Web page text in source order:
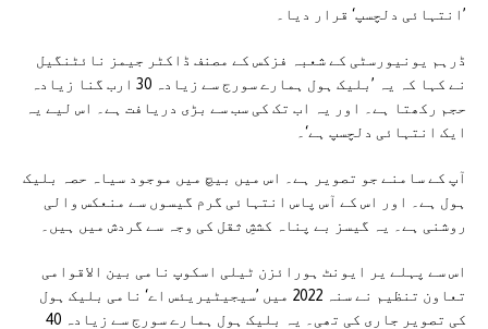
’انتہائی دلچسپ‘ قرار دیا۔
ڈرہم یونیورسٹی کے شعبہ فزکس کے مصنف ڈاکٹر جیمز نائٹنگیل
نے کہا کہ یہ ’بلیک ہول ہمارے سورج سے زیادہ 30 ارب گنا زیادہ
حجم رکھتا ہے۔ اور یہ اب تک کی سب سے بڑی دریافت ہے۔ اس لیے یہ
ایک انتہائی دلچسپ ہے‘۔
آپ کے سامنے جو تصویر ہے۔ اس میں بیچ میں موجود سیاہ حصہ بلیک
ہول ہے۔ اور اس کے آس پاس انتہائی گرم گیسوں سے منعکس والی
روشنی ہے۔ یہ گیسز بے پناہ کششِ ثقل کی وجہ سے گردش میں ہیں۔
اس سے پہلے یر ایونٹ ہورائزن ٹیلی اسکوپ نامی بین الاقوامی
تعاون تنظیم نے سنہ 2022 میں ’سیجیٹیریئس اے‘ نامی بلیک ہول
کی تصویر جاری کی تھی۔ یہ بلیک ہول ہمارے سورج سے زیادہ 40